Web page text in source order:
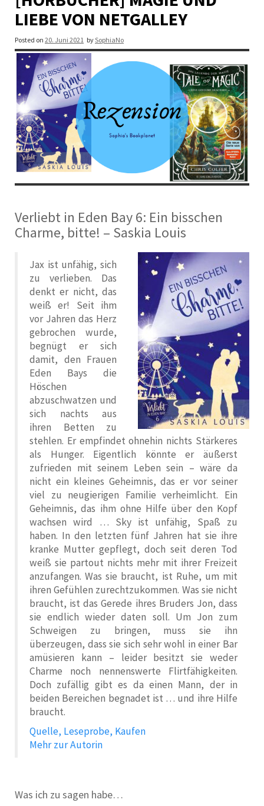
LIEBE VON NETGALLEY
Posted on 20. Juni 2021 bySophiaNo
Verliebt in Eden Bay 6: Ein bisschen
Charme, bitte! – Saskia Louis
Jax ist unfähig, sich
zu verlieben. Das
denkt er nicht, das
weiß er! Seit ihm
vor Jahren das Herz
gebrochen wurde,
begnügt er sich
damit, den Frauen
Eden Bays die
Höschen
abzuschwatzen und
sich nachts aus
ihren Betten zu
stehlen. Er empfindet ohnehin nichts Stärkeres
als Hunger. Eigentlich könnte er äußerst
zufrieden mit seinem Leben sein – wäre da
nicht ein kleines Geheimnis, das er vor seiner
viel zu neugierigen Familie verheimlicht. Ein
Geheimnis, das ihm ohne Hilfe über den Kopf
wachsen wird … Sky ist unfähig, Spaß zu
haben. In den letzten fünf Jahren hat sie ihre
kranke Mutter gepflegt, doch seit deren Tod
weiß sie partout nichts mehr mit ihrer Freizeit
anzufangen. Was sie braucht, ist Ruhe, um mit
ihren Gefühlen zurechtzukommen. Was sie nicht
braucht, ist das Gerede ihres Bruders Jon, dass
sie endlich wieder daten soll. Um Jon zum
Schweigen zu bringen, muss sie ihn
überzeugen, dass sie sich sehr wohl in einer Bar
amüsieren kann – leider besitzt sie weder
Charme noch nennenswerte Flirtfähigkeiten.
Doch zufällig gibt es da einen Mann, der in
beiden Bereichen begnadet ist … und ihre Hilfe
braucht.
Quelle, Leseprobe, Kaufen
Mehr zur Autorin
Was ich zu sagen habe…